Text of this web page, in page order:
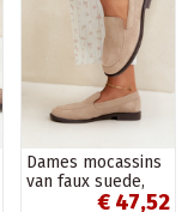
Dames mocassins
van faux suede,
zandkleur Laisie
€ 47,52